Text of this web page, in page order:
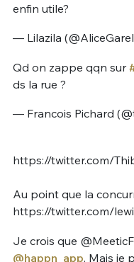
enfin utile?
— Lilazila
Qd on zappe qqn sur
ds la rue ?
— Francois Pichard
https://twitter.com/
Au point que la
https://twitter.com/
Je crois que
@happn_app. Mais je